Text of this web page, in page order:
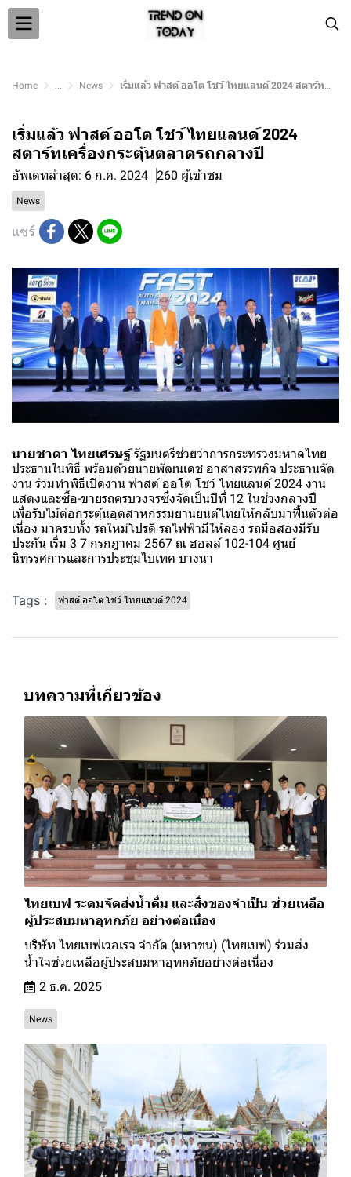
Home ... News เริ่มแล้ว ฟาสต์ ออโต โชว์ ไทยแลนด์ 2024 สตาร์ทเครื่องกระตุ้นตลาดรถกลางปี
เริ่มแล้ว ฟาสต์ ออโต โชว์ ไทยแลนด์ 2024
สตาร์ทเครื่องกระตุ้นตลาดรถกลางปี
อัพเดทล่าสุด: 6 ก.ค. 2024 260 ผู้เข้าชม
News
แชร์
นายชาดา ไทยเศรษฐ์รัฐมนตรีช่วยว่าการกระทรวงมหาดไทย
ประธานในพิธี พร้อมด้วยนายพัฒนเดช อาสาสรรพกิจ ประธานจัด
งาน ร่วมทำพิธีเปิดงาน ฟาสต์ ออโต โชว์ ไทยแลนด์ 2024 งาน
แสดงและซื้อ-ขายรถครบวงจรซึ่งจัดเป็นปีที่ 12 ในช่วงกลางปี
เพื่อรับไม้ต่อกระตุ้นอุตสาหกรรมยานยนต์ไทยให้กลับมาฟื้นตัวต่อ
เนื่อง มาครบทั้ง รถใหม่โปรดี รถไฟฟ้ามีให้ลอง รถมือสองมีรับ
ประกัน เริ่ม 3 7 กรกฎาคม 2567 ณ ฮอลล์ 102-104 ศูนย์
นิทรรศการและการประชุมไบเทค บางนา
Tags : ฟาสต์ ออโต โชว์ ไทยแลนด์ 2024
บทความที่เกี่ยวข้อง
ไทยเบฟ ระดมจัดส่งน้ำดื่ม และสิ่งของจำเป็น ช่วยเหลือ
ผู้ประสบมหาอุทกภัย อย่างต่อเนื่อง
บริษัท ไทยเบฟเวอเรจ จำกัด (มหาชน) (ไทยเบฟ) ร่วมส่ง
น้ำใจช่วยเหลือผู้ประสบมหาอุทกภัยอย่างต่อเนื่อง
2 ธ.ค. 2025
News